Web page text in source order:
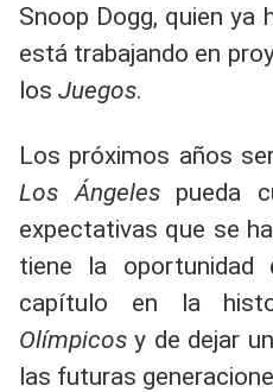
Snoop Dogg, quien ya
está trabajando en
los Juegos.
Los próximos años
Los Ángelespueda
expectativas que se
tiene la oportunidad
capítulo en la
Olímpicos y de dejar
las futuras